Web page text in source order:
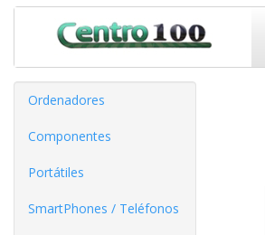
Ordenadores
Componentes
Portátiles
SmartPhones / Teléfonos